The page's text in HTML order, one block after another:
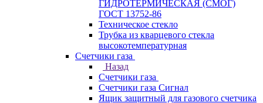
ГИДРОТЕРМИЧЕСКАЯ (СМОГ)
ГОСТ 13752-86
Техническое стекло
Трубка из кварцевого стекла
высокотемпературная
Счетчики газа
Назад
Счетчики газа
Счетчики газа Сигнал
Ящик защитный для газового счетчика